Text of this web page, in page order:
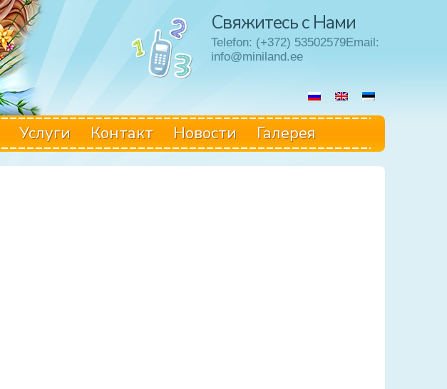
Свяжитесь с Нами
Telefon: (+372) 53502579Email:
info@miniland.ee
Услуги Контакт Hовости Галерея